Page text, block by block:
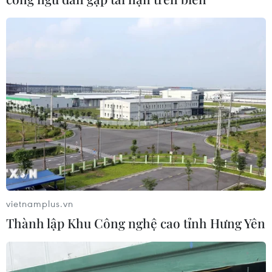
05/08/2026 02:26
quỵ
04/08/2026 13:21
Tháo gỡ "điểm nghẽn" dữ liệu: Bộ Y
tế tăng tốc chuyển đổi số toàn diện
04/08/2026 08:08
Bộ Y tế ban hành Kế hoạch dự phòng
thương tích giai đoạn 2026-2030
04/08/2026 07:41
vietnamplus.vn
Thành lập Khu Công nghệ cao tỉnh Hưng Yên